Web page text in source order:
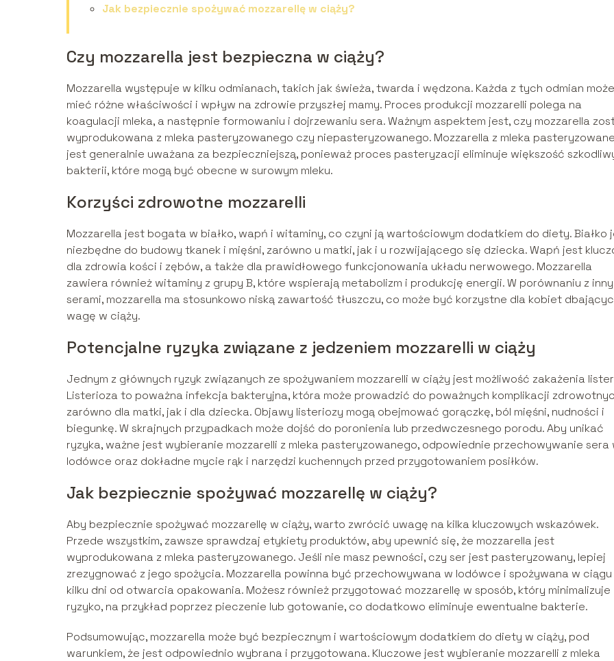
Jak bezpiecznie spożywać mozzarellę w ciąży?
Czy mozzarella jest bezpieczna w ciąży?
Mozzarella występuje w kilku odmianach, takich jak świeża, twarda i wędzona. Każda z tych odmian może
mieć różne właściwości i wpływ na zdrowie przyszłej mamy. Proces produkcji mozzarelli polega na
koagulacji mleka, a następnie formowaniu i dojrzewaniu sera. Ważnym aspektem jest, czy mozzarella
wyprodukowana z mleka pasteryzowanego czy niepasteryzowanego. Mozzarella z mleka
jest generalnie uważana za bezpieczniejszą, ponieważ proces pasteryzacji eliminuje większość
bakterii, które mogą być obecne w surowym mleku.
Korzyści zdrowotne mozzarelli
Mozzarella jest bogata w białko, wapń i witaminy, co czyni ją wartościowym dodatkiem do diety. Białko
niezbędne do budowy tkanek i mięśni, zarówno u matki, jak i u rozwijającego się dziecka. Wapń jest
dla zdrowia kości i zębów, a także dla prawidłowego funkcjonowania układu nerwowego. Mozzarella
zawiera również witaminy z grupy B, które wspierają metabolizm i produkcję energii. W porównaniu z
serami, mozzarella ma stosunkowo niską zawartość tłuszczu, co może być korzystne dla kobiet
wagę w ciąży.
Potencjalne ryzyka związane z jedzeniem mozzarelli w ciąży
Jednym z głównych ryzyk związanych ze spożywaniem mozzarelli w ciąży jest możliwość zakażenia
Listerioza to poważna infekcja bakteryjna, która może prowadzić do poważnych komplikacji
zarówno dla matki, jak i dla dziecka. Objawy listeriozy mogą obejmować gorączkę, ból mięśni, nudności i
biegunkę. W skrajnych przypadkach może dojść do poronienia lub przedwczesnego porodu. Aby unikać
ryzyka, ważne jest wybieranie mozzarelli z mleka pasteryzowanego, odpowiednie przechowywanie sera
lodówce oraz dokładne mycie rąk i narzędzi kuchennych przed przygotowaniem posiłków.
Jak bezpiecznie spożywać mozzarellę w ciąży?
Aby bezpiecznie spożywać mozzarellę w ciąży, warto zwrócić uwagę na kilka kluczowych wskazówek.
Przede wszystkim, zawsze sprawdzaj etykiety produktów, aby upewnić się, że mozzarella jest
wyprodukowana z mleka pasteryzowanego. Jeśli nie masz pewności, czy ser jest pasteryzowany, lepiej
zrezygnować z jego spożycia. Mozzarella powinna być przechowywana w lodówce i spożywana w ciągu
kilku dni od otwarcia opakowania. Możesz również przygotować mozzarellę w sposób, który minimalizuje
ryzyko, na przykład poprzez pieczenie lub gotowanie, co dodatkowo eliminuje ewentualne bakterie.
Podsumowując, mozzarella może być bezpiecznym i wartościowym dodatkiem do diety w ciąży, pod
warunkiem, że jest odpowiednio wybrana i przygotowana. Kluczowe jest wybieranie mozzarelli z mleka